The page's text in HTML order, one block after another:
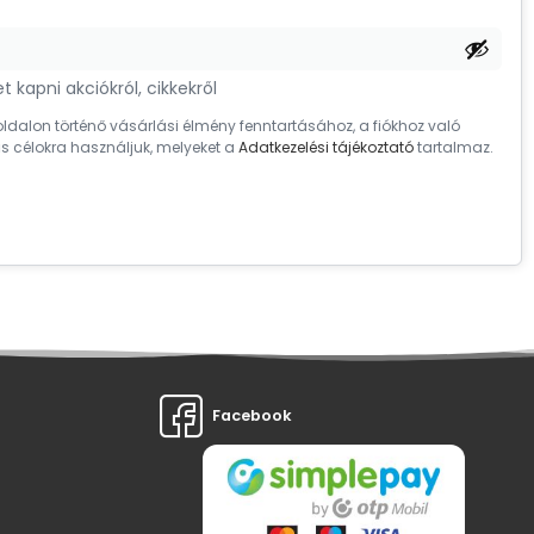
kapni akciókról, cikkekről
történő vásárlási élmény fenntartásához, a fiókhoz való
célokra használjuk, melyeket aAdatkezelési tájékoztatótartalmaz.
Facebook